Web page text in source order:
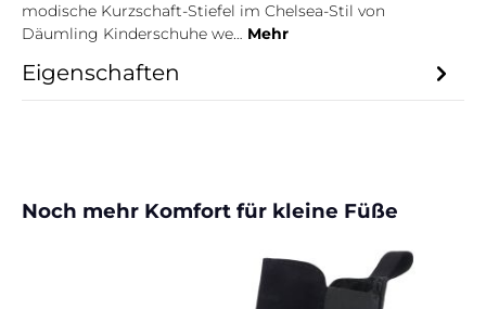
modische Kurzschaft-Stiefel im Chelsea-Stil von
Däumling Kinderschuhe we… Mehr
Eigenschaften
Produktgalerie überspringen
Noch mehr Komfort für kleine Füße